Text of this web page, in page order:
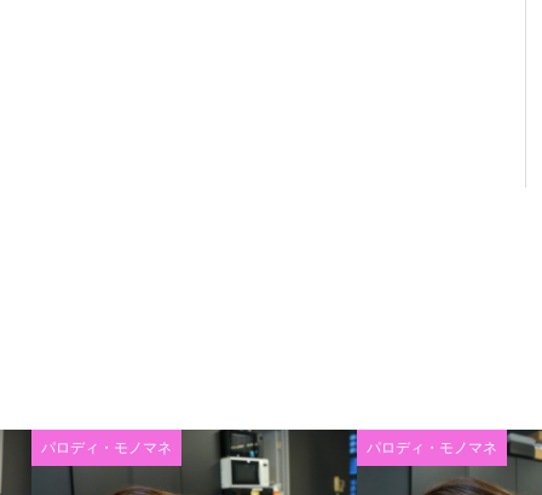
パロディ・モノマネ パロディ・モノマネ